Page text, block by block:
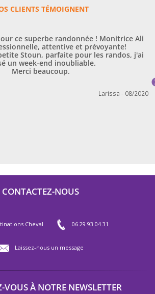
CLIENTS TÉMOIGNENT
ce superbe randonnée ! Monitrice Ali
attentive et prévoyante!
Stoun, parfaite pour les randos, j'ai
un week-end inoubliable.
Merci beaucoup.
Larissa - 08/2020
CONTACTEZ-NOUS
Cheval 06 29 93 04 31
Laissez-nous un message
VOUS À NOTRE NEWSLETTER